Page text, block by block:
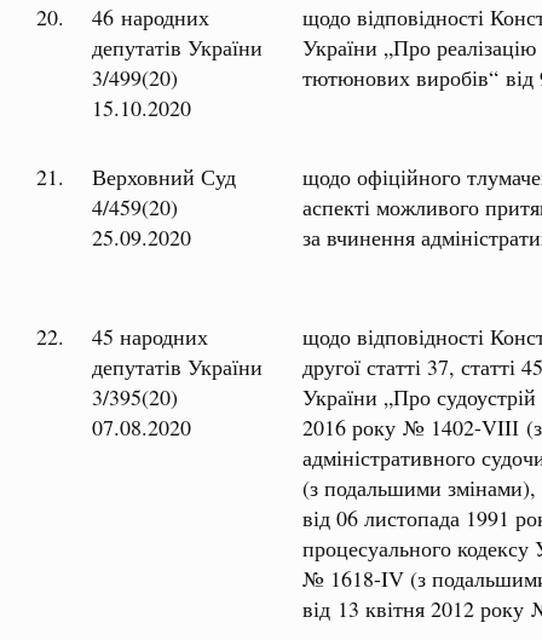
20.
46 народних
депутатів України
3/499(20)
15.10.2020
щодо відповідності
України „Про
тютюнових виробів“
21.
Верховний Суд
4/459(20)
25.09.2020
щодо офіційного
аспекті можливого
за вчинення
22.
45 народних
депутатів України
3/395(20)
07.08.2020
щодо відповідності
другої статті 37,
України „Про судоустрій
2016 року № 1402-VIIІ
адміністративного
(з подальшими змінами),
від 06 листопада 1991
процесуального кодексу
№ 1618-IV (з подальшими
від 13 квітня 2012